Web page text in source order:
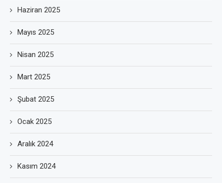
Haziran 2025
Mayıs 2025
Nisan 2025
Mart 2025
Şubat 2025
Ocak 2025
Aralık 2024
Kasım 2024